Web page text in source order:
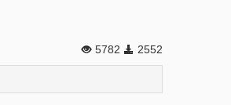
5782 2552